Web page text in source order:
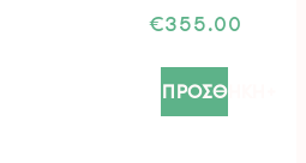
€355.00
ΠΡΟΣΘΗΚΗ+